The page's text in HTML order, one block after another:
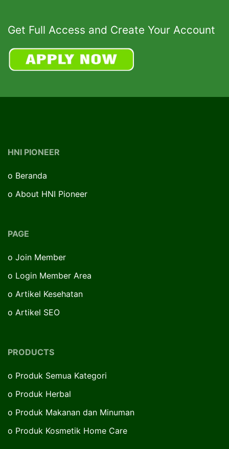
Get Full Access and Create Your Account
HNI PIONEER
o Beranda
o About HNI Pioneer
PAGE
o Join Member
o Login Member Area
o Artikel Kesehatan
o Artikel SEO
PRODUCTS
o Produk Semua Kategori
o Produk Herbal
o Produk Makanan dan Minuman
o Produk Kosmetik Home Care